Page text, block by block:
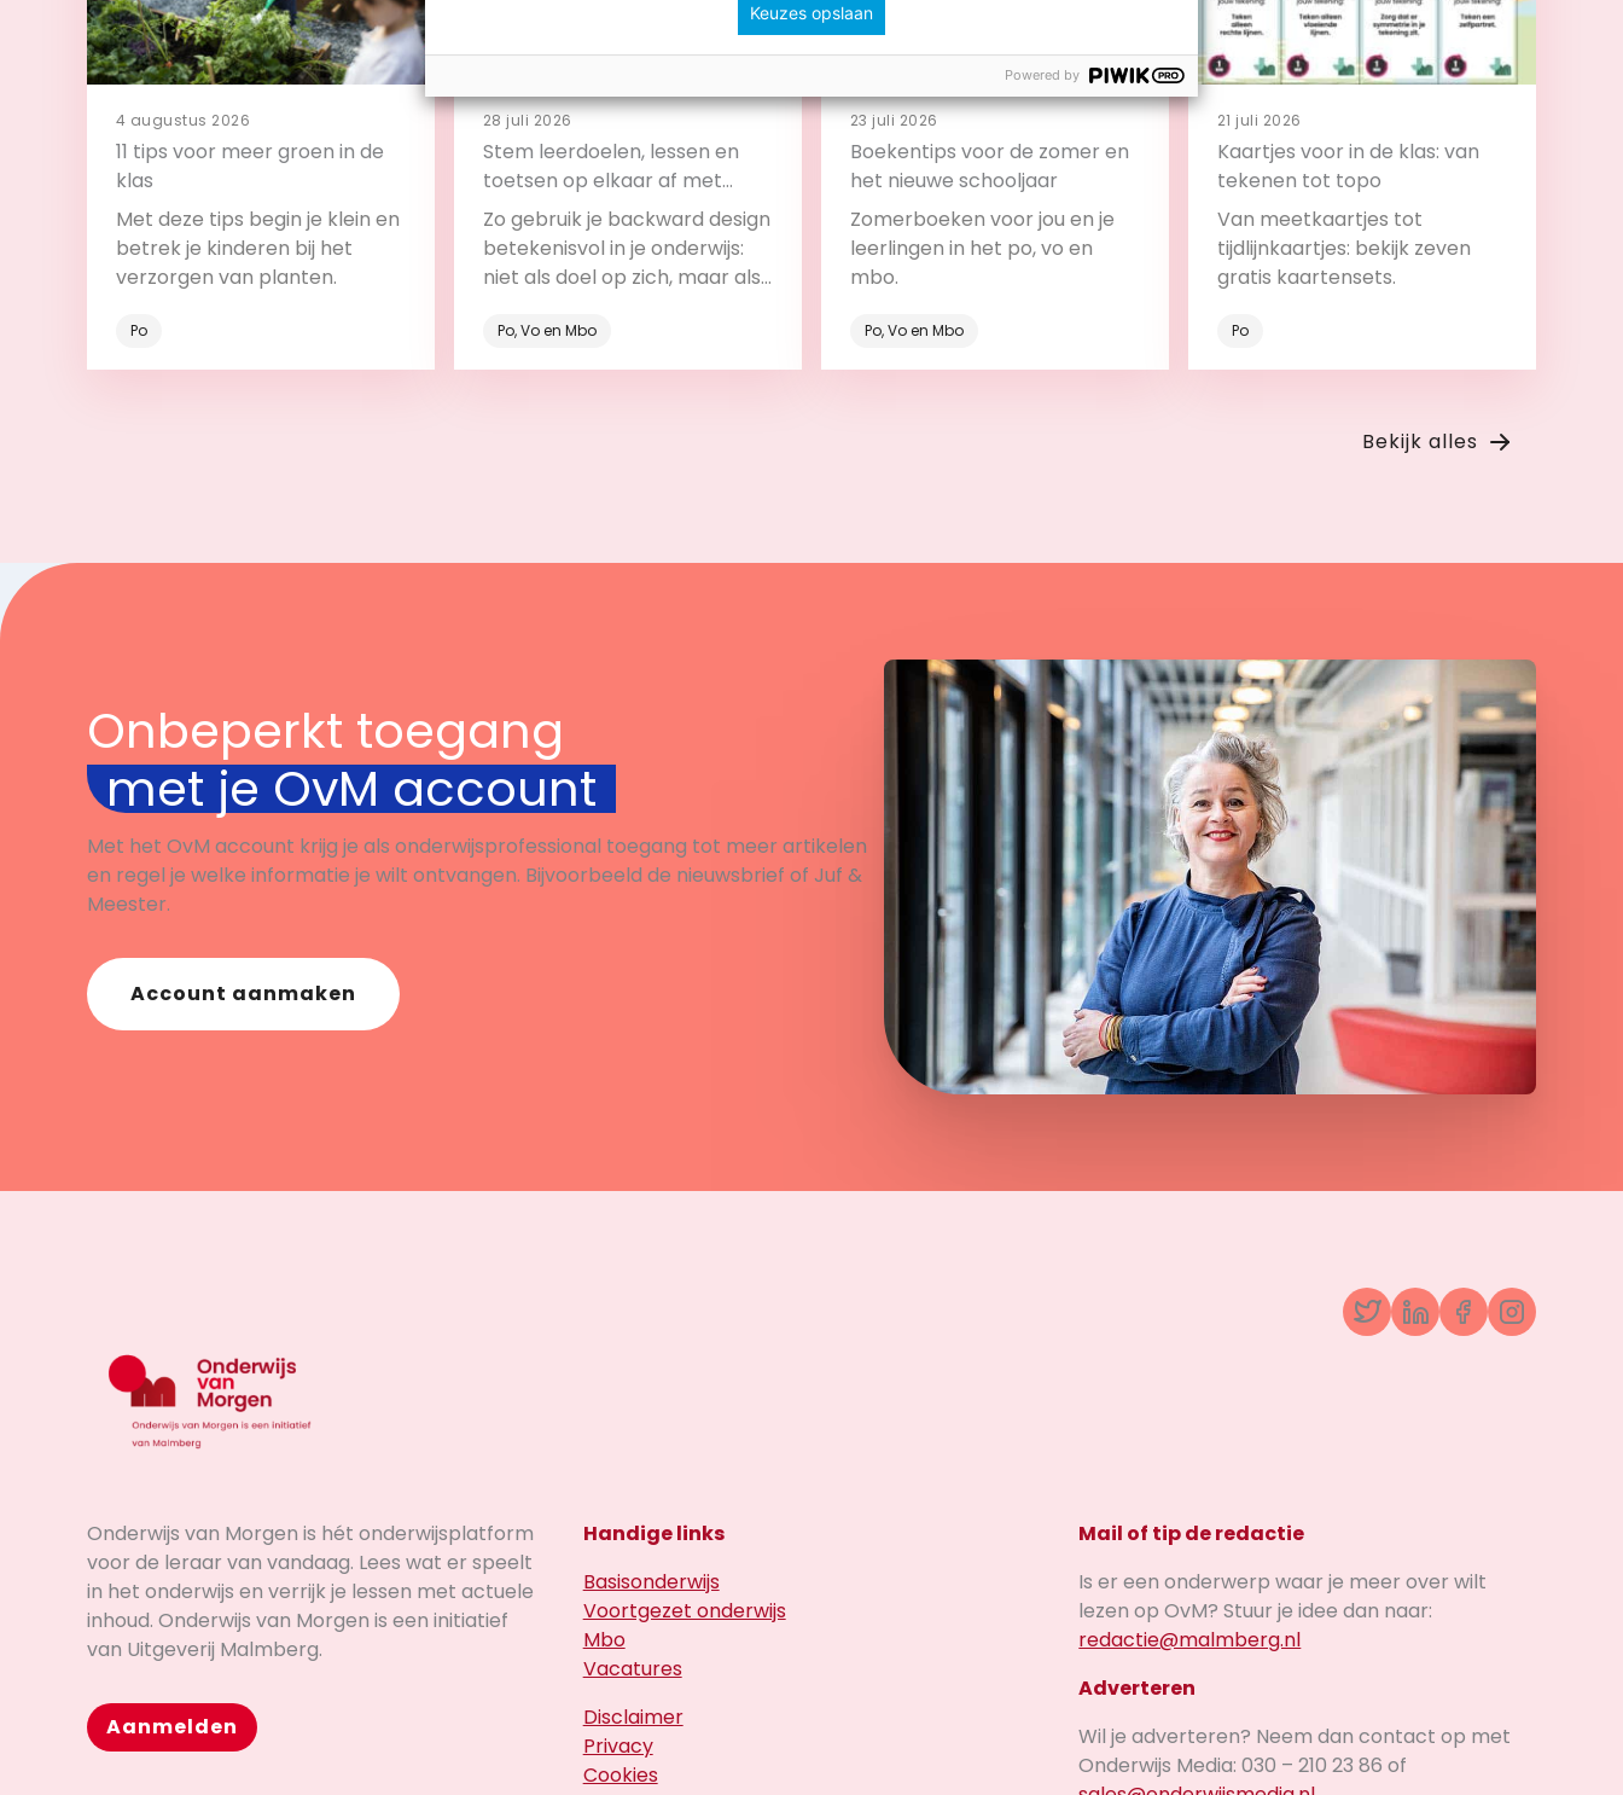
4 augustus 2026
11 tips voor meer groen in de
klas
Met deze tips begin je klein en
betrek je kinderen bij het
verzorgen van planten.
Po
28 juli 2026
Stem leerdoelen, lessen en
toetsen op elkaar af met
backward design
Zo gebruik je backward design
betekenisvol in je onderwijs:
niet als doel op zich, maar als
Po, Vo en Mbo
23 juli 2026
Boekentips voor de zomer en
het nieuwe schooljaar
Zomerboeken voor jou en je
leerlingen in het po, vo en
mbo.
Po, Vo en Mbo
21 juli 2026
Kaartjes voor in de klas: van
tekenen tot topo
Van meetkaartjes tot
tijdlijnkaartjes: bekijk zeven
gratis kaartensets.
Po
Bekijk alles
Onbeperkt toegang
met je OvM account
Met het OvM account krijg je als onderwijsprofessional toegang tot meer artikelen
en regel je welke informatie je wilt ontvangen. Bijvoorbeeld de nieuwsbrief of Juf &
Meester.
Account aanmaken
TwitterLinkedInFacebook
Onderwijs van Morgen is hét onderwijsplatform
voor de leraar van vandaag. Lees wat er speelt
in het onderwijs en verrijk je lessen met actuele
inhoud. Onderwijs van Morgen is een initiatief
van Uitgeverij Malmberg.
Aanmelden
Handige links
Basisonderwijs
Voortgezet onderwijs
Mbo
Vacatures
Disclaimer
Privacy
Cookies
Mail of tip de redactie
Is er een onderwerp waar je meer over wilt
lezen op OvM? Stuur je idee dan naar:
redactie@malmberg.nl
Adverteren
Wil je adverteren? Neem dan contact op met
Onderwijs Media: 030 – 210 23 86 of
Keuzes opslaan
Powered by